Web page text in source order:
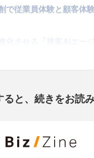
で従業員体験と顧客体
ると、続きをお読